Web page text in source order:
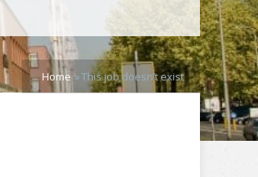
Home This job doesn’t exist